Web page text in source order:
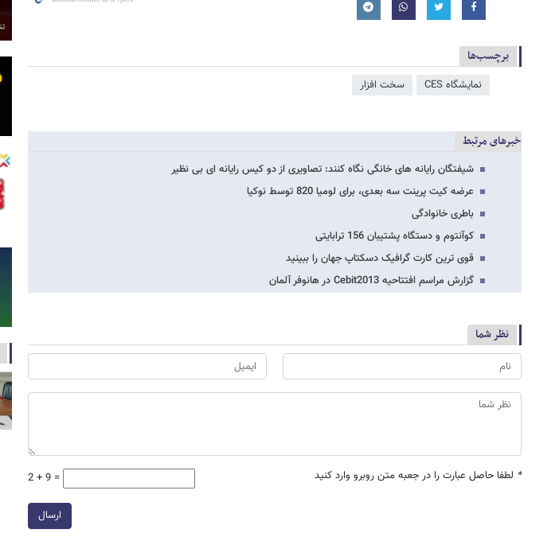
برچسب‌ها
نمایشگاه CES سخت افزار
خبرهای مرتبط
شیفتگان رایانه های خانگی نگاه کنند: تصاویری از دو کیس رایانه ای بی نظیر
عرضه کیت پرینت سه بعدی، برای لومیا 820 توسط نوکیا
باطری خانوادگی
کوآنتوم و دستگاه پشتیبان 156 ترابایتی
قوی ترین کارت گرافیک دسکتاپ جهان را ببینید
گزارش مراسم افتتاحیه Cebit2013 در هانوفر آلمان
نظر شما
* لطفا حاصل عبارت را در جعبه متن روبرو وارد کنید 2 + 9 =
ارسال